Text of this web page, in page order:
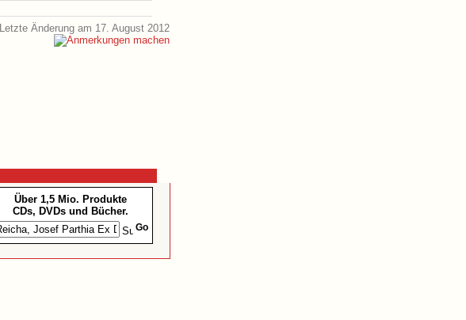
Letzte Änderung am 17. August 2012
Über 1,5 Mio. Produkte
CDs, DVDs und Bücher.
Go